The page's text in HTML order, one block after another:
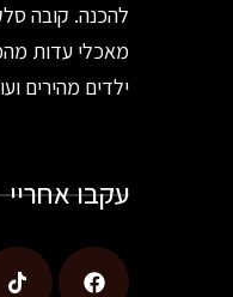
להכנה. קובה
מאכלי עדות
ילדים מהירים
עקבו אחריי